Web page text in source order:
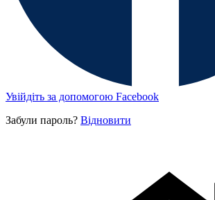
Увійдіть за допомогою Facebook
Забули пароль? Відновити